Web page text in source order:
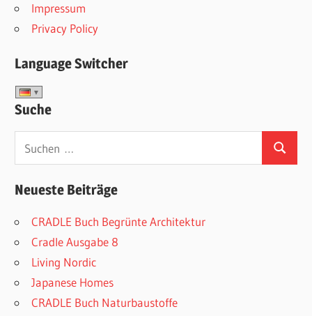
Impressum
Privacy Policy
Language Switcher
Suche
nach:
Suchen
Neueste Beiträge
CRADLE Buch Begrünte Architektur
Cradle Ausgabe 8
Living Nordic
Japanese Homes
CRADLE Buch Naturbaustoffe